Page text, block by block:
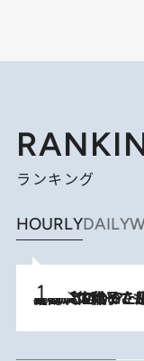
ランキング
HOURLYDAILY
2026.8.5
【阿川佐和子さんの年とる力】なぜ70代で始めた趣味は“こんなに楽しい”のか？ ピアノ、俳句…スランプに陥っても続けられる“ある秘訣”とは